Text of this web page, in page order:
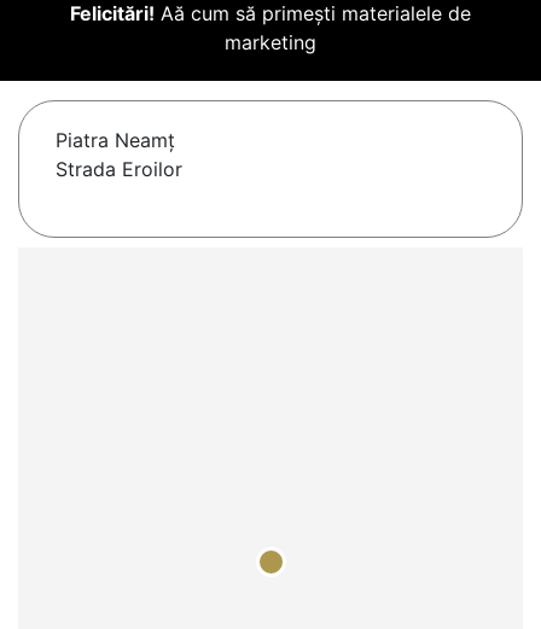
Felicitări! Aă cum să primești materialele de
marketing
Piatra Neamţ
Strada Eroilor